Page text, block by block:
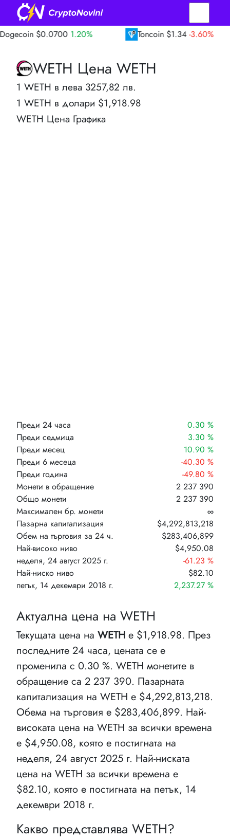
$0.0700 1.20% Toncoin $1.34 -3.60%
WETH Цена WETH
1 WETH в лева 3257,82 лв.
1 WETH в долари $1,918.98
WETH Цена Графика
Преди 24 часа
0.30 %
Преди седмица
3.30 %
Преди месец
10.90 %
Преди 6 месеца
-40.30 %
Преди година
-49.80 %
Монети в обращение
2 237 390
Общо монети
2 237 390
Максимален бр. монети
∞
Пазарна капитализация
$4,292,813,218
Обем на търговия за 24 ч.
$283,406,899
Най-високо ниво
неделя, 24 август 2025 г.
$4,950.08
-61.23 %
Най-ниско ниво
петък, 14 декември 2018 г.
$82.10
2,237.27 %
Актуална цена на WETH
Текущата цена на WETH е $1,918.98. През
последните 24 часа, цената се е
променила с 0.30 %. WETH монетите в
обращение са 2 237 390. Пазарната
капитализация на WETH e $4,292,813,218.
Обема на търговия е $283,406,899. Най-
високата цена на WETH за всички времена
е $4,950.08, която е постигната на
неделя, 24 август 2025 г. Най-ниската
цена на WETH за всички времена е
$82.10, която е постигната на петък, 14
декември 2018 г.
Какво представлява WETH?